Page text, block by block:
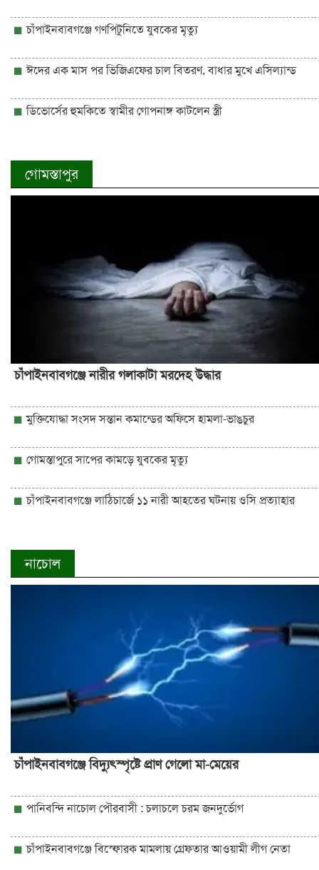
চাঁপাইনবাবগঞ্জে গণপিটুনিতে যুবকের মৃত্যু
ঈদের এক মাস পর ভিজিএফের চাল বিতরণ, বাধার মুখে এসিল্যান্ড
ডিভোর্সের হুমকিতে স্বামীর গোপনাঙ্গ কাটলেন স্ত্রী
গোমস্তাপুর
চাঁপাইনবাবগঞ্জে নারীর গলাকাটা মরদেহ উদ্ধার
মুক্তিযোদ্ধা সংসদ সন্তান কমান্ডের অফিসে হামলা-ভাঙচুর
গোমস্তাপুরে সাপের কামড়ে যুবকের মৃত্যু
চাঁপাইনবাবগঞ্জে লাঠিচার্জে ১১ নারী আহতের ঘটনায় ওসি প্রত্যাহার
নাচোল
চাঁপাইনবাবগঞ্জে বিদ্যুৎস্পৃষ্টে প্রাণ গেলো মা-মেয়ের
পানিবন্দি নাচোল পৌরবাসী : চলাচলে চরম জনদুর্ভোগ
চাঁপাইনবাবগঞ্জে বিস্ফোরক মামলায় গ্রেফতার আওয়ামী লীগ নেতা